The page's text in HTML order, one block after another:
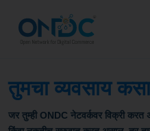
तुमचा व्यवसाय
जर तुम्ही ONDC नेटवर्कवर विक्री करत